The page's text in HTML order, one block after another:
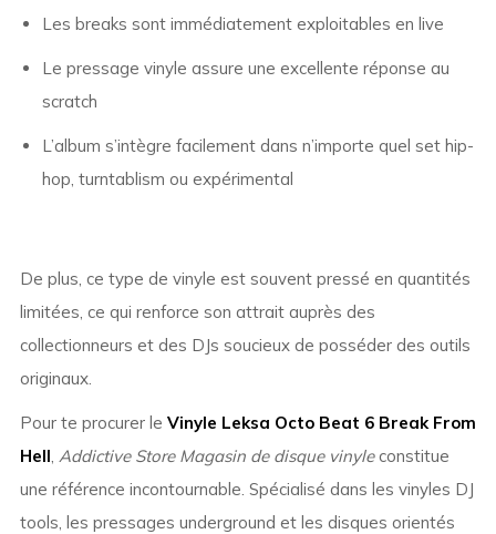
Les breaks sont immédiatement exploitables en live
Le pressage vinyle assure une excellente réponse au
scratch
L’album s’intègre facilement dans n’importe quel set hip-
hop, turntablism ou expérimental
De plus, ce type de vinyle est souvent pressé en quantités
limitées, ce qui renforce son attrait auprès des
collectionneurs et des DJs soucieux de posséder des outils
originaux.
Pour te procurer le Vinyle Leksa Octo Beat 6 Break From
Hell, Addictive Store Magasin de disque vinyleconstitue
une référence incontournable. Spécialisé dans les vinyles DJ
tools, les pressages underground et les disques orientés